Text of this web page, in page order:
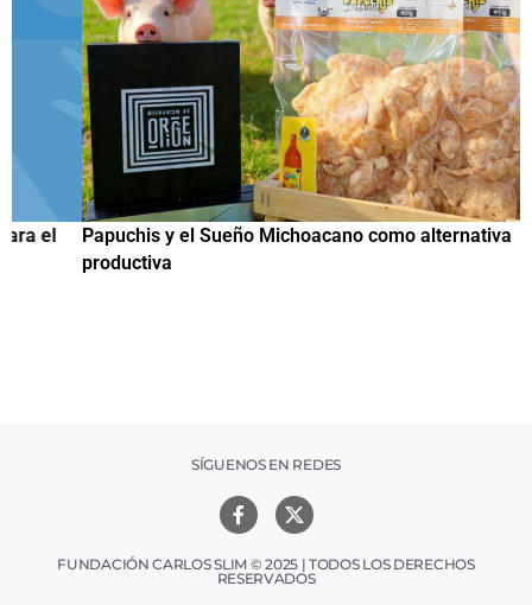
Papuchis y el Sueño Michoacano como alternativa
productiva
SÍGUENOS EN REDES
FUNDACIÓN CARLOS SLIM © 2025 | TODOS LOS DERECHOS
RESERVADOS